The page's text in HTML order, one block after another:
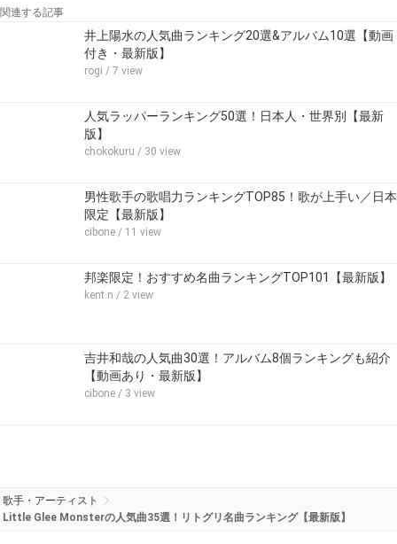
関連する記事
井上陽水の人気曲ランキング20選&アルバム10選【動画
付き・最新版】
rogi / 7 view
人気ラッパーランキング50選！日本人・世界別【最新
版】
chokokuru / 30 view
男性歌手の歌唱力ランキングTOP85！歌が上手い／日本
限定【最新版】
cibone / 11 view
邦楽限定！おすすめ名曲ランキングTOP101【最新版】
kent.n / 2 view
吉井和哉の人気曲30選！アルバム8個ランキングも紹介
【動画あり・最新版】
cibone / 3 view
歌手・アーティスト
Little Glee Monsterの人気曲35選！リトグリ名曲ランキング【最新版】